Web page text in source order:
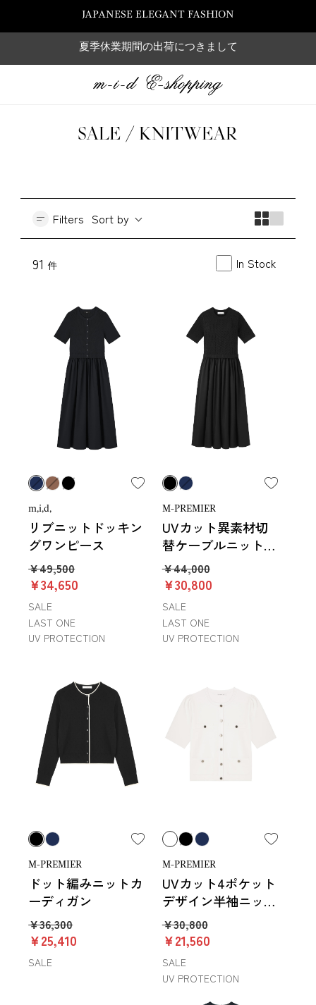
JAPANESE ELEGANT FASHION
夏季休業期間の出荷につきまして
SALE / KNITWEAR
Filters Sort by
91 件 In Stock
m,i,d,
リブニットドッキン
グワンピース
￥49,500
￥34,650
SALE
LAST ONE
UV PROTECTION
M-PREMIER
UVカット異素材切
替ケーブルニットワ
ンピース
￥44,000
￥30,800
SALE
LAST ONE
UV PROTECTION
M-PREMIER
ドット編みニットカ
ーディガン
￥36,300
￥25,410
SALE
M-PREMIER
UVカット4ポケット
デザイン半袖ニット
カーディガン
￥30,800
￥21,560
SALE
UV PROTECTION